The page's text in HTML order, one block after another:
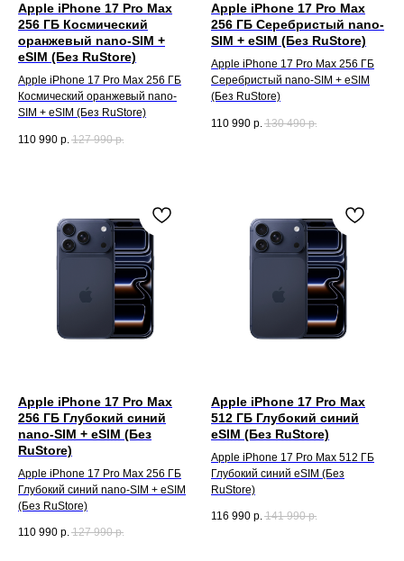
Apple iPhone 17 Pro Max
256 ГБ Космический
оранжевый nano-SIM +
eSIM (Без RuStore)
Apple iPhone 17 Pro Max 256 ГБ
Космический оранжевый nano-
SIM + eSIM (Без RuStore)
110 990 р. 127 990 р.
Apple iPhone 17 Pro Max
256 ГБ Серебристый nano-
SIM + eSIM (Без RuStore)
Apple iPhone 17 Pro Max 256 ГБ
Серебристый nano-SIM + eSIM
(Без RuStore)
110 990 р. 130 490 р.
Apple iPhone 17 Pro Max
256 ГБ Глубокий синий
nano-SIM + eSIM (Без
RuStore)
Apple iPhone 17 Pro Max 256 ГБ
Глубокий синий nano-SIM + eSIM
(Без RuStore)
110 990 р. 127 990 р.
Apple iPhone 17 Pro Max
512 ГБ Глубокий синий
eSIM (Без RuStore)
Apple iPhone 17 Pro Max 512 ГБ
Глубокий синий eSIM (Без
RuStore)
116 990 р. 141 990 р.